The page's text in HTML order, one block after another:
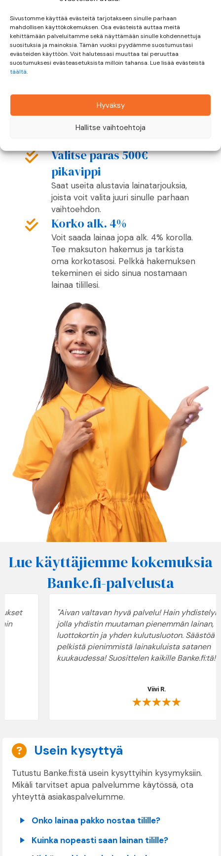
Sivustomme käyttää evästeitä tarjotakseen sinulle parhaan
mahdollisen käyttökokemuksen. Osa evästeistä auttaa meitä
kehittämään palveluitamme sekä näyttämään sinulle kohdennettuja
suosituksia ja mainoksia. Tämän vuoksi pyydämme suostumustasi
evästeiden käyttöön. Voit halutessasi muuttaa tai peruuttaa
suostumuksesi evästeasetuksista milloin tahansa. Lue lisää evästeistä
täältä.
Hyväksy
Hallitse vaihtoehtoja
Miksi hakea 500 € pikavippi
Banke.fi:n avulla?
Yhdellä turvallisella ja nopealla
hakemuksella saat lainatarjouksia
Valitse paras 500€
pikavippi
Saat useita alustavia lainatarjouksia,
joista voit valita juuri sinulle parhaan
vaihtoehdon.
Korko alk. 4%
Voit saada lainaa jopa alk. 4% korolla.
Tee maksuton hakemus ja tarkista
oma korkotasosi. Pelkkä hakemuksen
tekeminen ei sido sinua nostamaan
lainaa tilillesi.
Lue käyttäjiemme kokemuksia
Banke.fi-palvelusta
"Aivan valtavan hyvä palvelu! Hain yhdistelylainan,
jolla yhdistin muutaman pienemmän lainan,
luottokortin ja yhden kulutusluoton. Säästöä kertyy jo
pelkistä pienimmistä lainakuluista satanen
kuukaudessa! Suosittelen kaikille Banke.fi:tä!"
★
Usein kysyttyä
Usein kysyttyä
Tutustu Banke.fi:stä usein kysyttyihin kysymyksiin.
Mikäli tarvitset apua palvelumme käytössä, ota
yhteyttä asiakaspalvelumme.
Onko lainaa pakko nostaa tilille?
Kuinka nopeasti saan lainan tilille?